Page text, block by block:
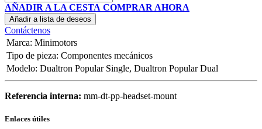
AÑADIR A LA CESTA COMPRAR AHORA
Añadir a lista de deseos
Contáctenos
Marca: Minimotors
Tipo de pieza: Componentes mecánicos
Modelo: Dualtron Popular Single, Dualtron Popular Dual
Referencia interna: mm-dt-pp-headset-mount
Enlaces útiles